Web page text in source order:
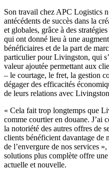
Son travail chez APC Logistics
antécédents de succès dans la
et globales, grâce à des
qui ont donné lieu à une
bénéficiaires et de la part de
particulier pour Livingston, qui
valeur ajoutée permettant aux
– le courtage, le fret, la gestion
dégager des efficacités
de leurs relations avec
« Cela fait trop longtemps que
comme courtier en douane. J’ai
la notoriété des autres offres de
clients bénéficient davantage de
de l’envergure de nos services
solutions plus complète offre
actuelle et nouvelle.